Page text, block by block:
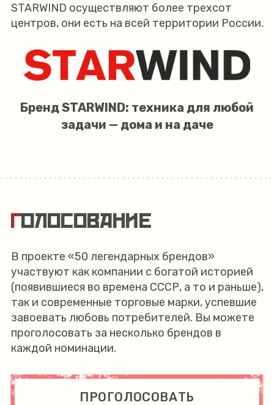
STARWIND осуществляют более трехсот
центров, они есть на всей территории России.
Бренд STARWIND: техника для любой
задачи — дома и на даче
ГОЛОСОВАНИЕ
В проекте «50 легендарных брендов»
участвуют как компании с богатой историей
(появившиеся во времена СССР, а то и раньше),
так и современные торговые марки, успевшие
завоевать любовь потребителей. Вы можете
проголосовать за несколько брендов в
каждой номинации.
ПРОГОЛОСОВАТЬ